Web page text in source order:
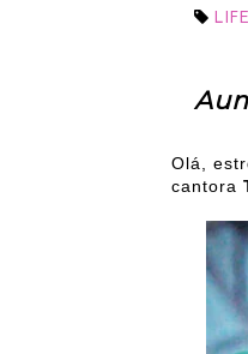
Olá,
cantora